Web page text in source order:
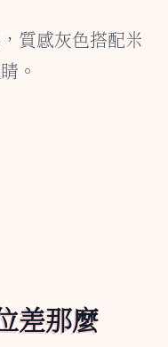
質感灰色搭配米
。
差那麼